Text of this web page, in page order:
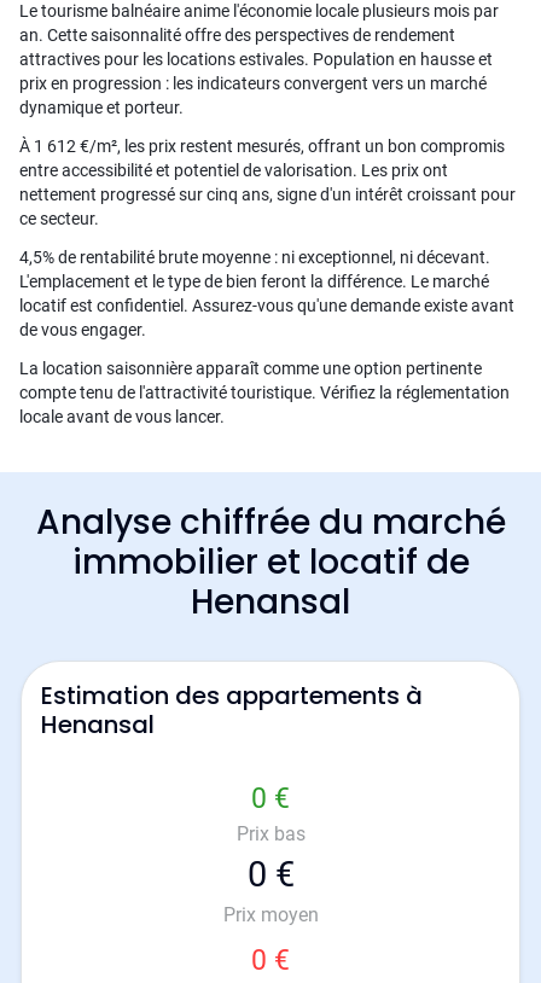
Le tourisme balnéaire anime l'économie locale plusieurs mois par
an. Cette saisonnalité offre des perspectives de rendement
attractives pour les locations estivales. Population en hausse et
prix en progression : les indicateurs convergent vers un marché
dynamique et porteur.
À 1 612 €/m², les prix restent mesurés, offrant un bon compromis
entre accessibilité et potentiel de valorisation. Les prix ont
nettement progressé sur cinq ans, signe d'un intérêt croissant pour
ce secteur.
4,5% de rentabilité brute moyenne : ni exceptionnel, ni décevant.
L'emplacement et le type de bien feront la différence. Le marché
locatif est confidentiel. Assurez-vous qu'une demande existe avant
de vous engager.
La location saisonnière apparaît comme une option pertinente
compte tenu de l'attractivité touristique. Vérifiez la réglementation
locale avant de vous lancer.
Analyse chiffrée du marché
immobilier et locatif de
Henansal
Estimation des appartements à
Henansal
0 €
Prix bas
0 €
Prix moyen
0 €